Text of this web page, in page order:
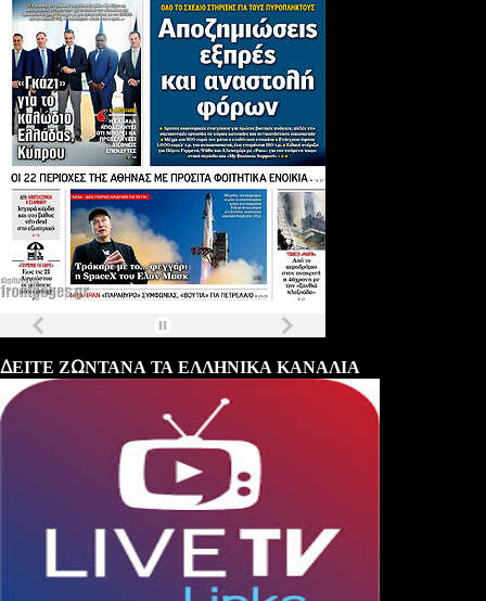
ΔΕΙΤΕ ΖΩΝΤΑΝΑ ΤΑ ΕΛΛΗΝΙΚΑ ΚΑΝΑΛΙΑ